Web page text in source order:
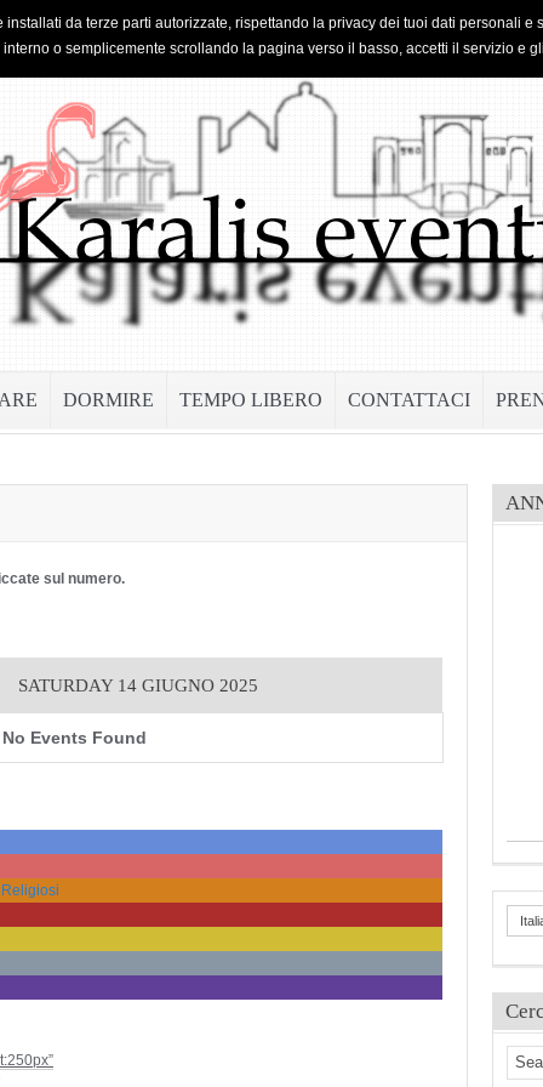
DORMIRE TEMPO LIBERO CONTATTACI
sul numero.
SATURDAY 14 GIUGNO 2025
No Events Found
da terze parti autorizzate, rispettando la privacy dei tuoi dati personali
o semplicemente scrollando la pagina verso il basso, accetti il servizio e